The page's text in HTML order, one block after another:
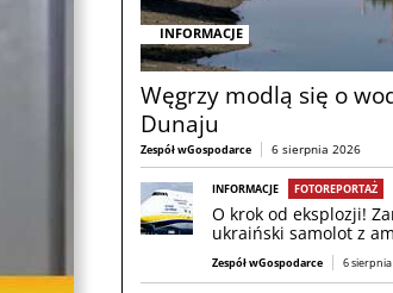
INFORMACJE
Węgrzy modlą się o
Dunaju
Zespół wGospodarce 6 sierpnia 2026
INFORMACJE FOTOREPORTAŻ
O krok od eksplozji!
ukraiński samolot z
Zespół wGospodarce 6